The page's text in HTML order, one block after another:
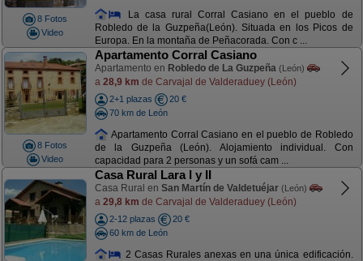
8 Fotos
Video
La casa rural Corral Casiano en el pueblo de
Robledo de la Guzpeña(León). Situada en los Picos de
Europa. En la montaña de Peñacorada. Con c ...
8 Fotos
Video
Apartamento Corral Casiano
Apartamento en Robledo de La Guzpeña (León)
a 28,9 km de Carvajal de Valderaduey (León)
2+1 plazas
20 €
70 km de León
Apartamento Corral Casiano en el pueblo de Robledo
de la Guzpeña (León). Alojamiento individual. Con
capacidad para 2 personas y un sofá cam ...
Casa Rural Lara I y II
Casa Rural en San Martín de Valdetuéjar (León)
a 29,8 km de Carvajal de Valderaduey (León)
2-12 plazas
20 €
60 km de León
2 Casas Rurales anexas en una única edificación.